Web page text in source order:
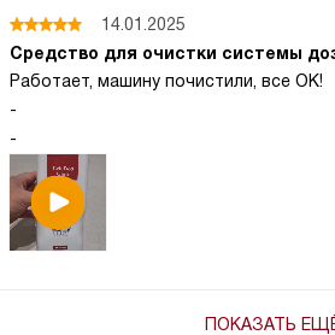
14.01.2025
Средство для очистки системы
Работает, машину почистили, все ОК!
-
-
ПОКАЗАТЬ